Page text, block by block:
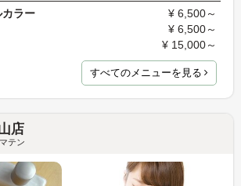
ラー
¥ 6,500～
¥ 6,500～
¥ 15,000～
すべてのメニューを見る
店
テン